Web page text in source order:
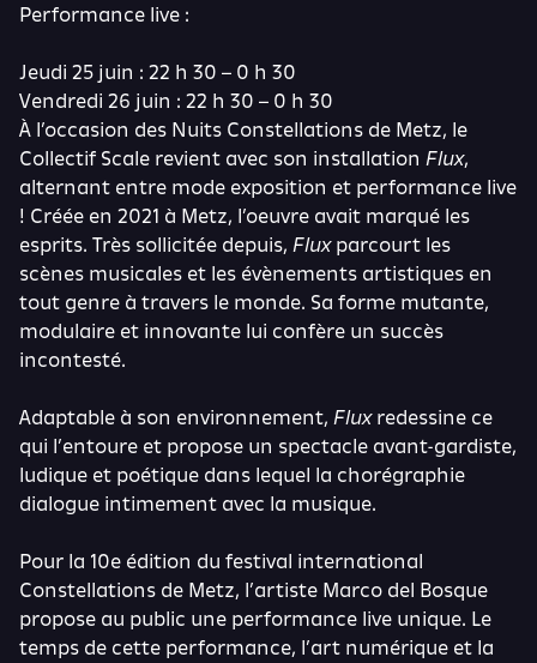
Performance live :
Jeudi 25 juin : 22 h 30 – 0 h 30
Vendredi 26 juin : 22 h 30 – 0 h 30
À l’occasion des Nuits Constellations de Metz, le
Collectif Scale revient avec son installation Flux,
alternant entre mode exposition et performance live
! Créée en 2021 à Metz, l’oeuvre avait marqué les
esprits. Très sollicitée depuis, Flux parcourt les
scènes musicales et les évènements artistiques en
tout genre à travers le monde. Sa forme mutante,
modulaire et innovante lui confère un succès
incontesté.
Adaptable à son environnement, Flux redessine ce
qui l’entoure et propose un spectacle avant-gardiste,
ludique et poétique dans lequel la chorégraphie
dialogue intimement avec la musique.
Pour la 10e édition du festival international
Constellations de Metz, l’artiste Marco del Bosque
propose au public une performance live unique. Le
temps de cette performance, l’art numérique et la